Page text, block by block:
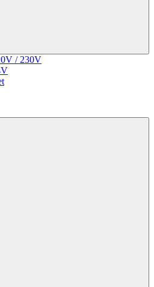
/ 230V